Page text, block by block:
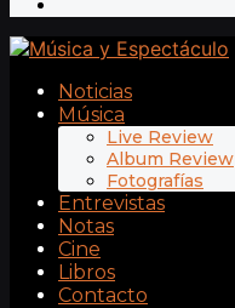
Noticias
Música
Live Review
Album Review
Fotografías
Entrevistas
Notas
Cine
Libros
Contacto